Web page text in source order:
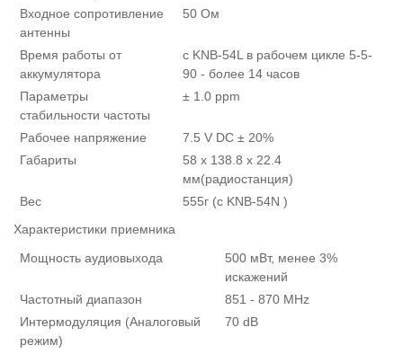
Входное сопротивление
антенны
50 Ом
Время работы от
аккумулятора
с KNB-54L в рабочем цикле 5-5-
90 - более 14 часов
Параметры
стабильности частоты
± 1.0 ppm
Рабочее напряжение
7.5 V DC ± 20%
Габариты
58 x 138.8 x 22.4
мм(радиостанция)
Вес
555г (с KNB-54N )
Характеристики приемника
Мощность аудиовыхода
500 мВт, менее 3%
искажений
Частотный диапазон
851 - 870 MHz
Интермодуляция (Аналоговый
режим)
70 dB